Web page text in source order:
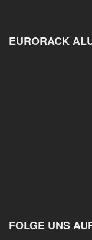
EURORACK
FOLGE UNS